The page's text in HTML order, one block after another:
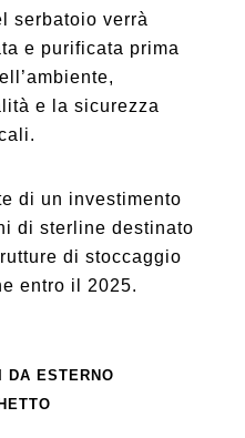
serbatoio verrà
e purificata prima
e la sicurezza
di un investimento
di sterline destinato
di stoccaggio
entro il 2025.
DA ESTERNO